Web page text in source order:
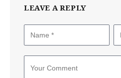
LEAVE A REPLY